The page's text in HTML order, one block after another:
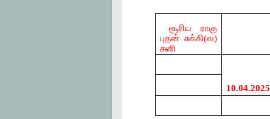
சூரிய ராகு
புதன் சுக்கி(வ)
சனி
10.04.2025